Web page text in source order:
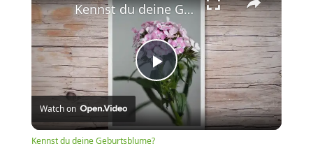
Play
Video
Kennst du deine Geburtsblume?
Watch on
Kennst du deine Geburtsblume?